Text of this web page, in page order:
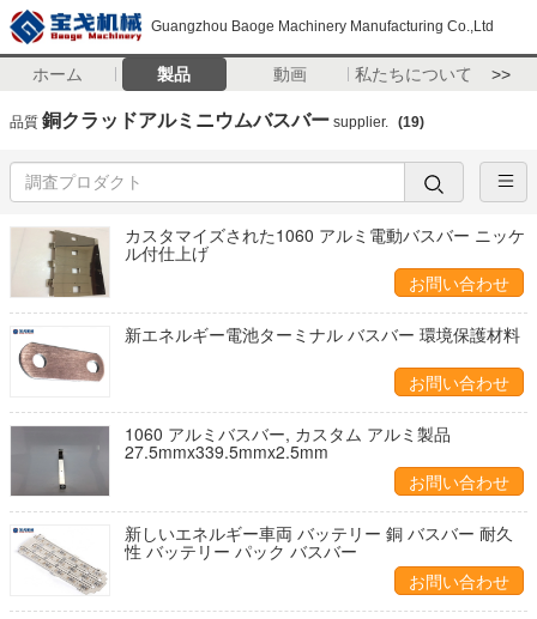
Guangzhou Baoge Machinery Manufacturing Co.,Ltd
ホーム 製品 動画 私たちについて >>
品質 銅クラッドアルミニウムバスバー supplier. (19)
カスタマイズされた1060 アルミ電動バスバー ニッケ
ル付仕上げ
お問い合わせ
新エネルギー電池ターミナル バスバー 環境保護材料
お問い合わせ
1060 アルミバスバー, カスタム アルミ製品
27.5mmx339.5mmx2.5mm
お問い合わせ
新しいエネルギー車両 バッテリー 銅 バスバー 耐久
性 バッテリー パック バスバー
お問い合わせ